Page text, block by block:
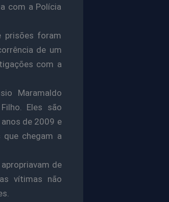
com a Polícia
prisões foram
de um
com a
Maramaldo
Eles são
de 2009 e
que chegam a
de
vítimas não